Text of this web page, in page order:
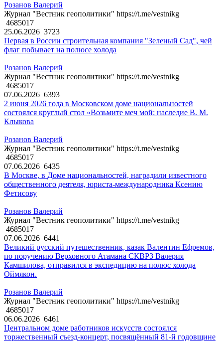
Розанов Валерий
Журнал "Вестник геополитики" https://t.me/vestnikg
4685017
25.06.2026 3723
Первая в России строительная компания "Зеленый Сад", чей
флаг побывает на полюсе холода
Розанов Валерий
Журнал "Вестник геополитики" https://t.me/vestnikg
4685017
07.06.2026 6393
2 июня 2026 года в Московском доме национальностей
состоялся круглый стол «Возьмите меч мой: наследие В. М.
Клыкова
Розанов Валерий
Журнал "Вестник геополитики" https://t.me/vestnikg
4685017
07.06.2026 6435
В Москве, в Доме национальностей, наградили известного
общественного деятеля, юриста-международника Ксению
Фетисову
Розанов Валерий
Журнал "Вестник геополитики" https://t.me/vestnikg
4685017
07.06.2026 6441
Великий русский путешественник, казак Валентин Ефремов,
по поручению Верховного Атамана СКВРЗ Валерия
Камшилова, отправился в экспедицию на полюс холода
Оймякон.
Розанов Валерий
Журнал "Вестник геополитики" https://t.me/vestnikg
4685017
06.06.2026 6461
Центральном доме работников искусств состоялся
торжественный съезд-концерт, посвящённый 81-й годовщине